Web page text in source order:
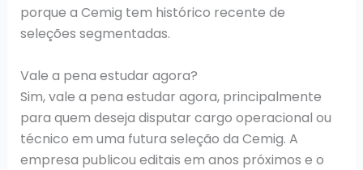
porque a Cemig tem histórico recente de
seleções segmentadas.
Vale a pena estudar agora?
Sim, vale a pena estudar agora, principalmente
para quem deseja disputar cargo operacional ou
técnico em uma futura seleção da Cemig. A
empresa publicou editais em anos próximos e o